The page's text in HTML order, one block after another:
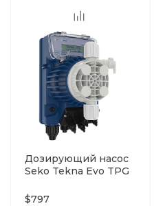
Дозирующий насос
Seko Tekna Evo TPG
$797